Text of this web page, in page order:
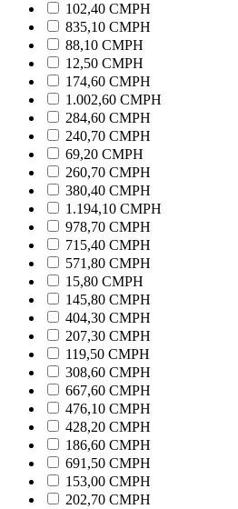
102,40 CMPH
835,10 CMPH
88,10 CMPH
12,50 CMPH
174,60 CMPH
1.002,60 CMPH
284,60 CMPH
240,70 CMPH
69,20 CMPH
260,70 CMPH
380,40 CMPH
1.194,10 CMPH
978,70 CMPH
715,40 CMPH
571,80 CMPH
15,80 CMPH
145,80 CMPH
404,30 CMPH
207,30 CMPH
119,50 CMPH
308,60 CMPH
667,60 CMPH
476,10 CMPH
428,20 CMPH
186,60 CMPH
691,50 CMPH
153,00 CMPH
202,70 CMPH